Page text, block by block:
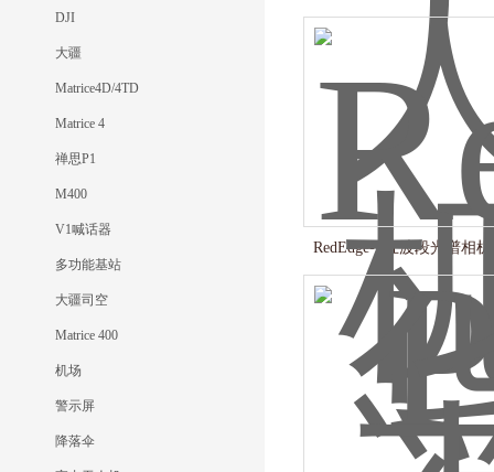
DJI
大疆
Matrice4D/4TD
Matrice 4
禅思P1
M400
V1喊话器
多功能基站
大疆司空
Matrice 400
机场
警示屏
降落伞
机
RedEdge-P五波段光谱相